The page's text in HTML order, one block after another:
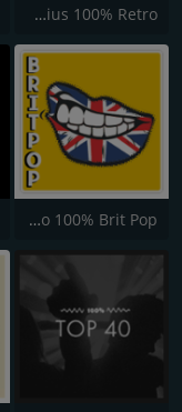
Radius 100% Retro
Radio 100% Brit Pop